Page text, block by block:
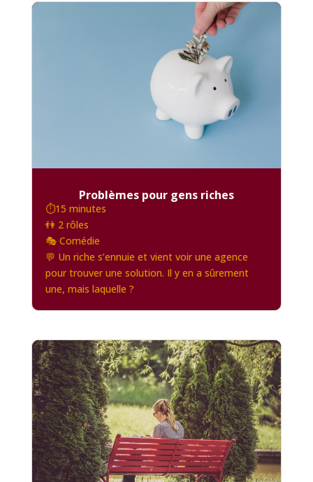
Problèmes pour gens riches
⏱️15 minutes
👫 2 rôles
🎭 Comédie
💬 Un riche s’ennuie et vient voir une agence
pour trouver une solution. Il y en a sûrement
une, mais laquelle ?